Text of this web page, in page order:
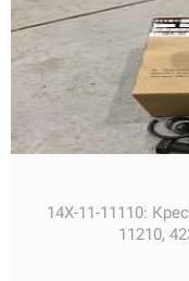
14X-11-11110:
11210,